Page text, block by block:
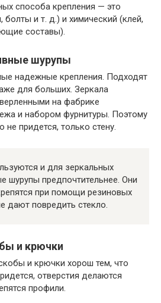
способа крепления — это
болты и т. д.) и химический (клей,
составы).
шурупы
надежные крепления. Подходят
для больших. Зеркала
на фабрике
и набором фурнитуры. Поэтому
не придется, только стену.
и для зеркальных
шурупы предпочтительнее. Они
при помощи резиновых
дают повредить стекло.
и крючки
и крючки хорош тем, что
отверстия делаются
профили.